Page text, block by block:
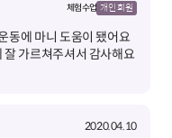
체험 수업 개인 회원
동에 마니 도움이 됐어요
가르쳐주셔서 감사해요
2020.04.10